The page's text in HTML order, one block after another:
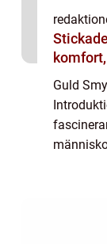
Guld